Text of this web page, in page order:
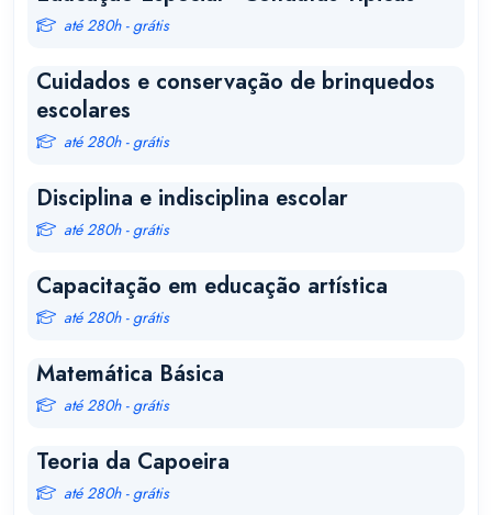
até 280h - grátis
Cuidados e conservação de brinquedos
escolares
até 280h - grátis
Disciplina e indisciplina escolar
até 280h - grátis
Capacitação em educação artística
até 280h - grátis
Matemática Básica
até 280h - grátis
Teoria da Capoeira
até 280h - grátis